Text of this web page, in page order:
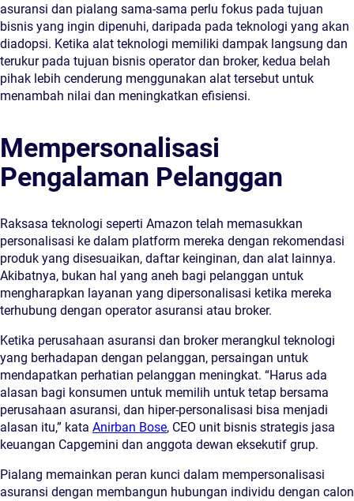
asuransi dan pialang sama-sama perlu fokus pada tujuan
bisnis yang ingin dipenuhi, daripada pada teknologi yang akan
diadopsi. Ketika alat teknologi memiliki dampak langsung dan
terukur pada tujuan bisnis operator dan broker, kedua belah
pihak lebih cenderung menggunakan alat tersebut untuk
menambah nilai dan meningkatkan efisiensi.
Mempersonalisasi
Pengalaman Pelanggan
Raksasa teknologi seperti Amazon telah memasukkan
personalisasi ke dalam platform mereka dengan rekomendasi
produk yang disesuaikan, daftar keinginan, dan alat lainnya.
Akibatnya, bukan hal yang aneh bagi pelanggan untuk
mengharapkan layanan yang dipersonalisasi ketika mereka
terhubung dengan operator asuransi atau broker.
Ketika perusahaan asuransi dan broker merangkul teknologi
yang berhadapan dengan pelanggan, persaingan untuk
mendapatkan perhatian pelanggan meningkat. “Harus ada
alasan bagi konsumen untuk memilih untuk tetap bersama
perusahaan asuransi, dan hiper-personalisasi bisa menjadi
alasan itu,” kata Anirban Bose, CEO unit bisnis strategis jasa
keuangan Capgemini dan anggota dewan eksekutif grup.
Pialang memainkan peran kunci dalam mempersonalisasi
asuransi dengan membangun hubungan individu dengan calon